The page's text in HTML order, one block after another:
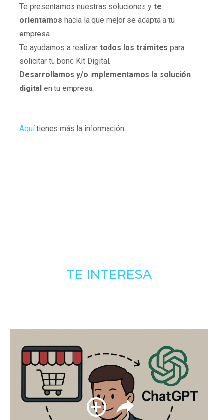
Te presentamos nuestras soluciones y te
orientamos hacia la que mejor se adapta a tu
empresa.
Te ayudamos a realizar todos los trámites para
solicitar tu bono Kit Digital.
Desarrollamos y/o implementamos la solución
digital en tu empresa.
Aquítienes más la información.
TE INTERESA